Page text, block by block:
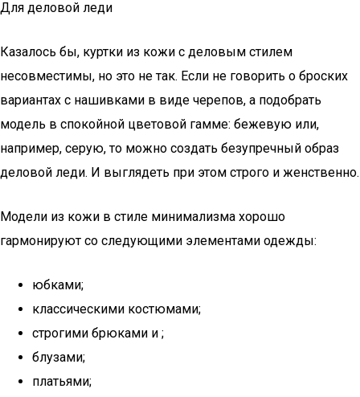
Для деловой леди
Казалось бы, куртки из кожи с деловым стилем
несовместимы, но это не так. Если не говорить о броских
вариантах с нашивками в виде черепов, а подобрать
модель в спокойной цветовой гамме: бежевую или,
например, серую, то можно создать безупречный образ
деловой леди. И выглядеть при этом строго и женственно.
Модели из кожи в стиле минимализма хорошо
гармонируют со следующими элементами одежды:
юбками;
классическими костюмами;
строгими брюками и ;
блузами;
платьями;